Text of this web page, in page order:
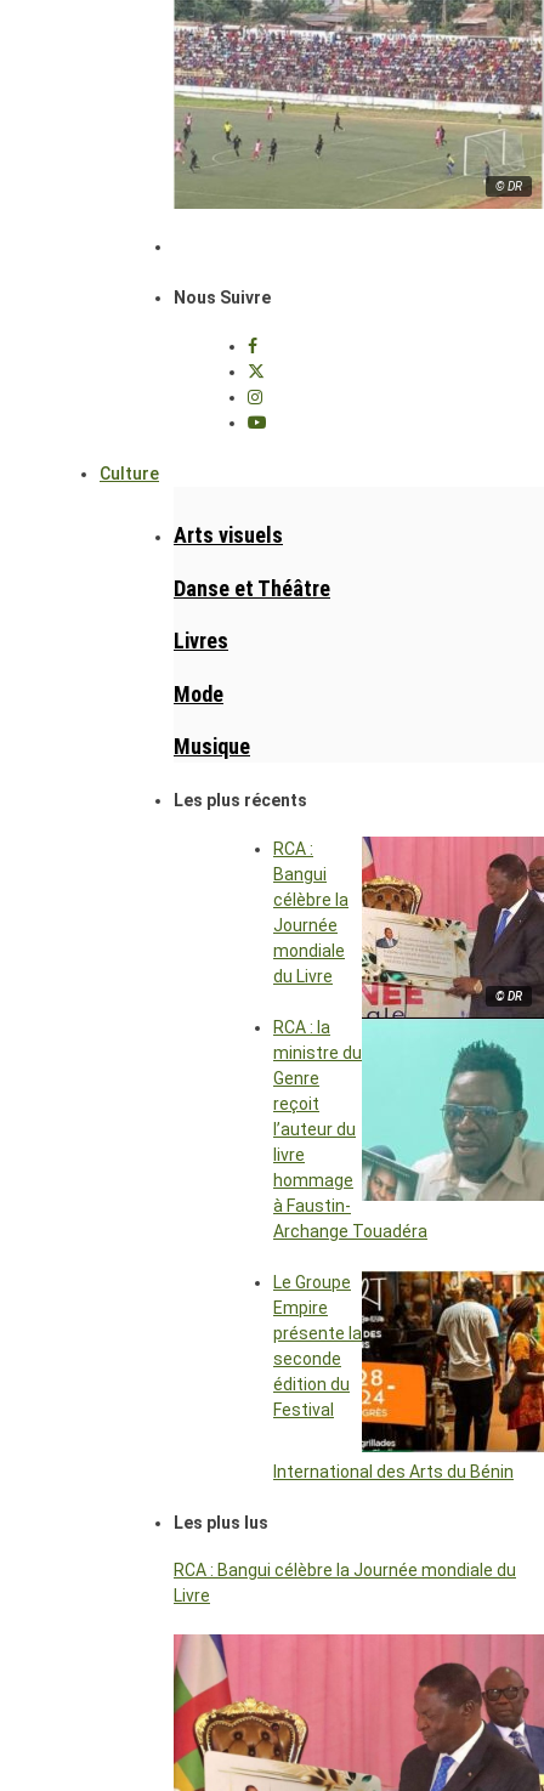
© DR
Nous Suivre
Culture
Arts visuels
Danse et Théâtre
Livres
Mode
Musique
Les plus récents
© DR
RCA :
Bangui
célèbre la
Journée
mondiale
du Livre
RCA : la
ministre du
Genre
reçoit
l’auteur du
livre
hommage
à Faustin-
Archange Touadéra
Le Groupe
Empire
présente la
seconde
édition du
Festival
International des Arts du Bénin
Les plus lus
RCA : Bangui célèbre la Journée mondiale du
Livre